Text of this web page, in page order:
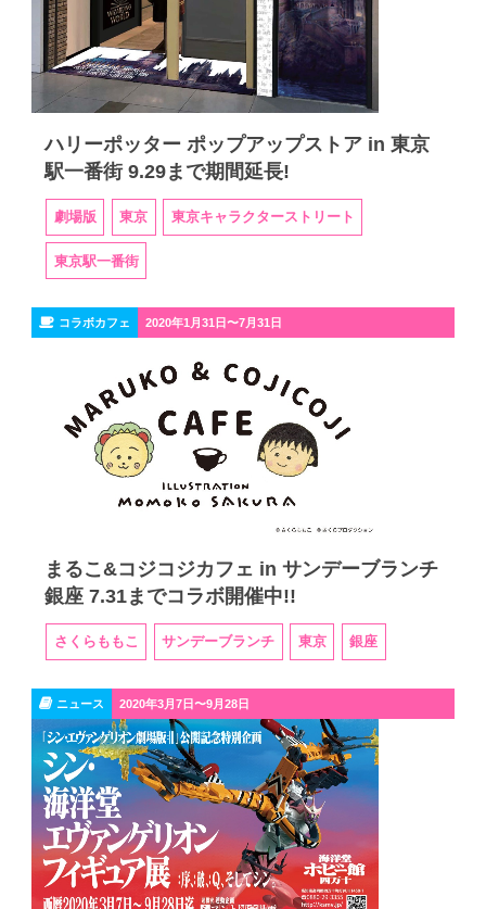
ハリーポッター ポップアップストア in 東京
駅一番街 9.29まで期間延長!
劇場版 東京 東京キャラクターストリート
東京駅一番街
コラボカフェ 2020年1月31日〜7月31日
まるこ&コジコジカフェ in サンデーブランチ
銀座 7.31までコラボ開催中!!
さくらももこ サンデーブランチ 東京 銀座
ニュース 2020年3月7日〜9月28日